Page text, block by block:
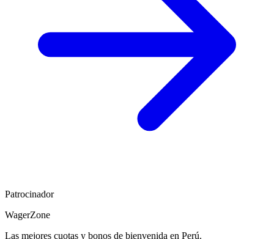
Patrocinador
WagerZone
Las mejores cuotas y bonos de bienvenida en Perú.